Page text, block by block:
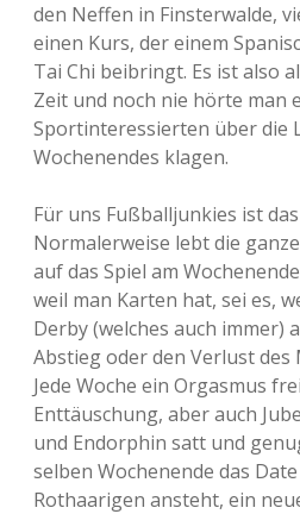
den Neffen in Finsterwalde,
einen Kurs, der einem
Tai Chi beibringt. Es ist also
Zeit und noch nie hörte man
Sportinteressierten über die
Wochenendes klagen.
Für uns Fußballjunkies ist
Normalerweise lebt die
auf das Spiel am
weil man Karten hat, sei es,
Derby (welches auch immer)
Abstieg oder den Verlust
Jede Woche ein Orgasmus
Enttäuschung, aber auch
und Endorphin satt und
selben Wochenende das
Rothaarigen ansteht, ein